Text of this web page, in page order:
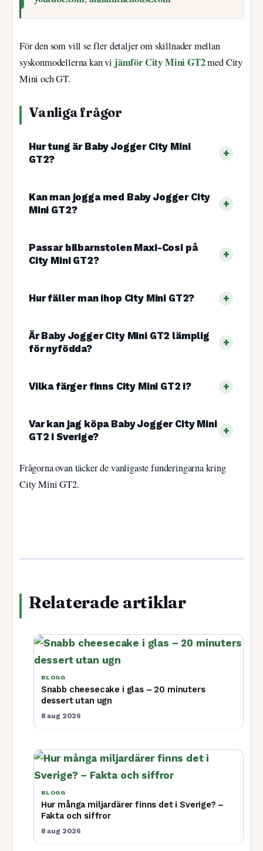
För den som vill se fler detaljer om skillnader mellan
syskonmodellerna kan vi jämför City Mini GT2med City
Mini och GT.
Vanliga frågor
Hur tung är Baby Jogger City Mini
GT2?
Kan man jogga med Baby Jogger City
Mini GT2?
Passar bilbarnstolen Maxi-Cosi på
City Mini GT2?
Hur fäller man ihop City Mini GT2?
Är Baby Jogger City Mini GT2 lämplig
för nyfödda?
Vilka färger finns City Mini GT2 i?
Var kan jag köpa Baby Jogger City Mini
GT2 i Sverige?
Frågorna ovan täcker de vanligaste funderingarna kring
City Mini GT2.
Relaterade artiklar
BLOGG
Snabb cheesecake i glas – 20 minuters
dessert utan ugn
8 aug 2026
BLOGG
Hur många miljardärer finns det i Sverige? –
Fakta och siffror
8 aug 2026